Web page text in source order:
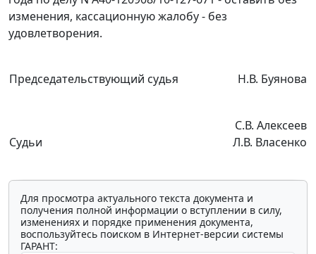
изменения, кассационную жалобу - без
удовлетворения.
Председательствующий судья Н.В. Буянова
Судьи
С.В. Алексеев
Л.В. Власенко
Для просмотра актуального текста документа и
получения полной информации о вступлении в силу,
изменениях и порядке применения документа,
воспользуйтесь поиском в Интернет-версии системы
ГАРАНТ: